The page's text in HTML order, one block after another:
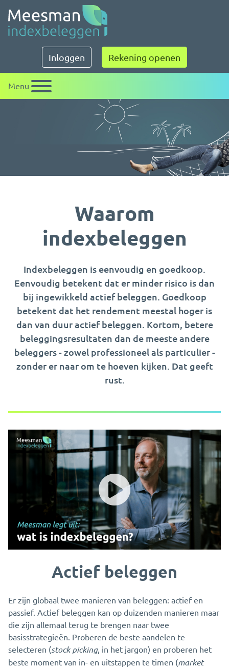
Meesman indexbeleggen
Inloggen Rekening openen
Menu
Waarom
indexbeleggen
Indexbeleggen is eenvoudig en goedkoop.
Eenvoudig betekent dat er minder risico is dan
bij ingewikkeld actief beleggen. Goedkoop
betekent dat het rendement meestal hoger is
dan van duur actief beleggen. Kortom, betere
beleggingsresultaten dan de meeste andere
beleggers - zowel professioneel als particulier -
zonder er naar om te hoeven kijken. Dat geeft
rust.
Actief beleggen
Er zijn globaal twee manieren van beleggen: actief en
passief. Actief beleggen kan op duizenden manieren maar
die zijn allemaal terug te brengen naar twee
basisstrategieën. Proberen de beste aandelen te
selecteren (stock picking, in het jargon) en proberen het
beste moment van in- en uitstappen te timen (market